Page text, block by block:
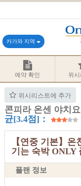
카가와 지역
예약 확인 위
위시리스트에 추가
콘피라 온센 야치
균[3.4점]：
【연중 기본】
기는 숙박 ONLY
플랜 정보